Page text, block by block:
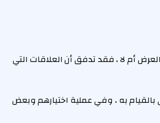
أم لا ، فقد تدفق أن العلاقات التي
به ، وفي عملية اختيارهم وبعض